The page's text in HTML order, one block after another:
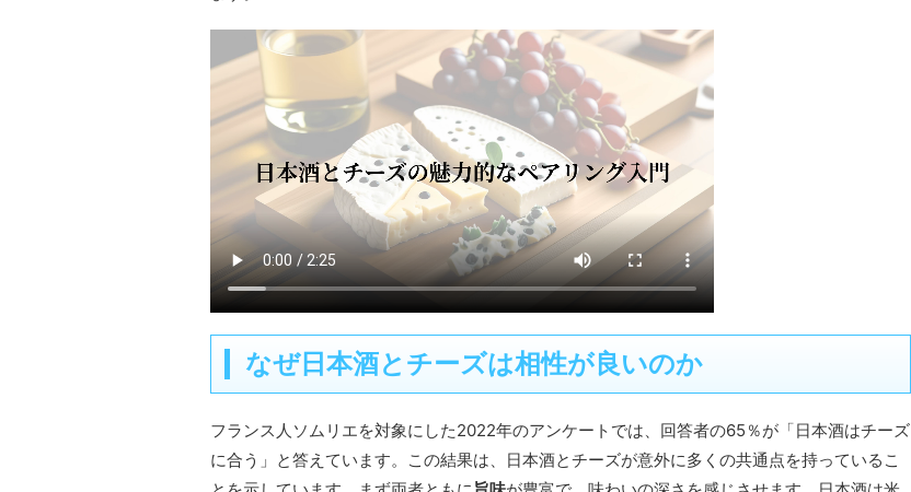
なぜ日本酒とチーズは相性が良いのか
フランス人ソムリエを対象にした2022年のアンケートでは、回答者の65％が「日本酒はチーズ
に合う」と答えています。この結果は、日本酒とチーズが意外に多くの共通点を持っているこ